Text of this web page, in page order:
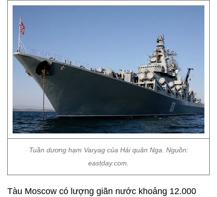
Tuần dương hạm Varyag của Hải quân Nga. Nguồn:
eastday.com.
Tàu Moscow có lượng giãn nước khoảng 12.000